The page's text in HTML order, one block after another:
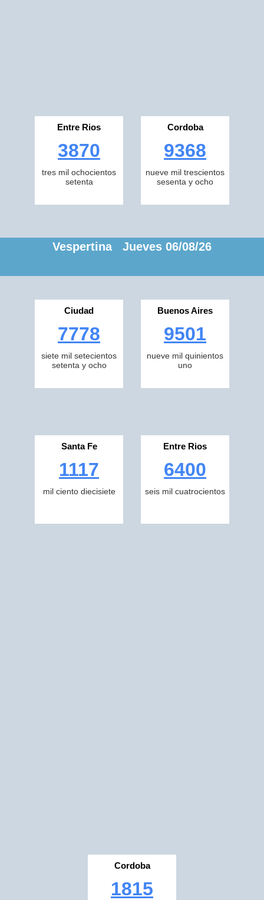
Entre Rios
3870
tres mil ochocientos
setenta
Cordoba
9368
nueve mil trescientos
sesenta y ocho
Vespertina Jueves 06/08/26
Ciudad
7778
siete mil setecientos
setenta y ocho
Buenos Aires
9501
nueve mil quinientos
uno
Santa Fe
1117
mil ciento diecisiete
Entre Rios
6400
seis mil cuatrocientos
Cordoba
1815